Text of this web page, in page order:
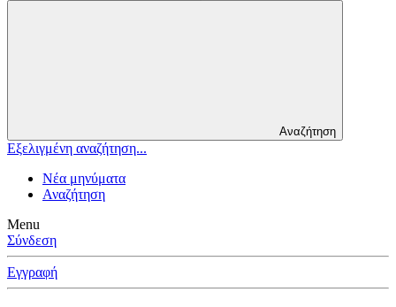
Αναζήτηση
Εξελιγμένη αναζήτηση...
Νέα μηνύματα
Αναζήτηση
Menu
Σύνδεση
Εγγραφή